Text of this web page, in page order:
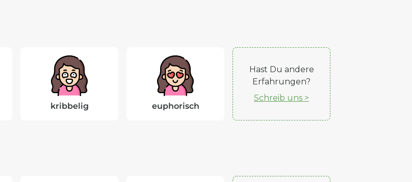
kribbelig euphorisch
Hast Du andere
Erfahrungen?
Schreib uns >